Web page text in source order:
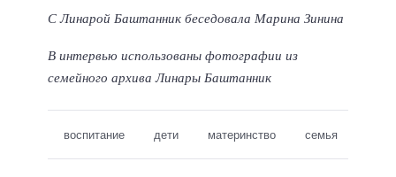
С Линарой Баштанник беседовала Марина Зинина
В интервью использованы фотографии из
семейного архива Линары Баштанник
воспитание дети материнство семья